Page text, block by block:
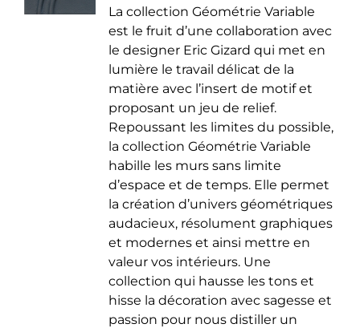
choisies
sur
la
page
du
produit
prix :
35.00 €
à
50.00 €
La collection Géométrie Variable
est le fruit d’une collaboration avec
le designer Eric Gizard qui met en
lumière le travail délicat de la
matière avec l’insert de motif et
proposant un jeu de relief.
Repoussant les limites du possible,
la collection Géométrie Variable
habille les murs sans limite
d’espace et de temps. Elle permet
la création d’univers géométriques
audacieux, résolument graphiques
et modernes et ainsi mettre en
valeur vos intérieurs. Une
collection qui hausse les tons et
hisse la décoration avec sagesse et
passion pour nous distiller un